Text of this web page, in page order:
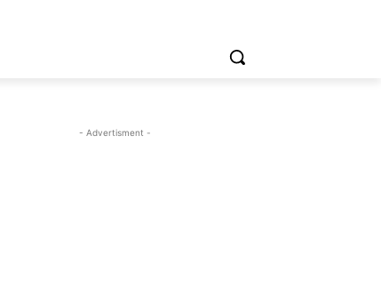
- Advertisment -